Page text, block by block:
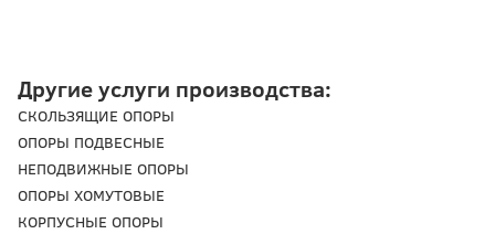
Другие услуги производства:
СКОЛЬЗЯЩИЕ ОПОРЫ
ОПОРЫ ПОДВЕСНЫЕ
НЕПОДВИЖНЫЕ ОПОРЫ
ОПОРЫ ХОМУТОВЫЕ
КОРПУСНЫЕ ОПОРЫ